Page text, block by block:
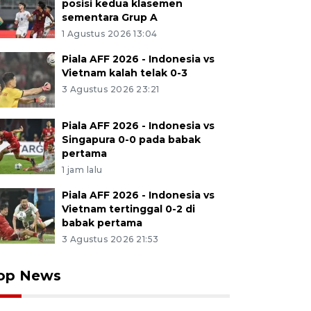
posisi kedua klasemen
sementara Grup A
1 Agustus 2026 13:04
Piala AFF 2026 - Indonesia vs
Vietnam kalah telak 0-3
3 Agustus 2026 23:21
Piala AFF 2026 - Indonesia vs
Singapura 0-0 pada babak
pertama
1 jam lalu
Piala AFF 2026 - Indonesia vs
Vietnam tertinggal 0-2 di
babak pertama
3 Agustus 2026 21:53
News